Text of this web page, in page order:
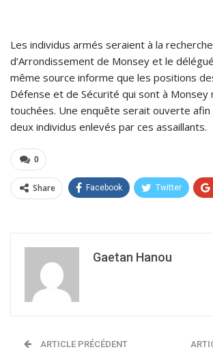
Les individus armés seraient à la
d’Arrondissement de Monsey et le
même source informe que les positions
Défense et de Sécurité qui sont à Monsey
touchées. Une enquête serait ouverte
deux individus enlevés par ces assaillants.
0
Share Facebook Twitter
Gaetan Hanou
ARTICLE PRÉCÉDENT